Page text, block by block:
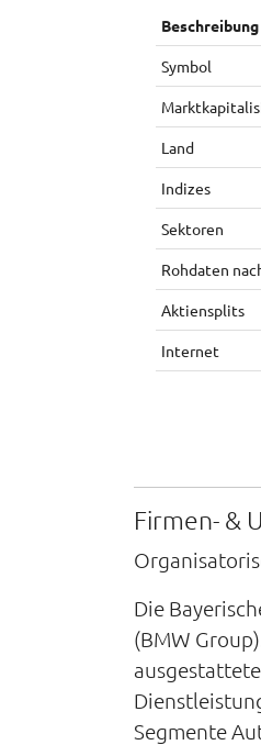
Beschreibung
Symbol
Land
Indizes
Sektoren
Rohdaten
Aktiensplits
Internet
Firmen- &
Die
(BMW
Segmente